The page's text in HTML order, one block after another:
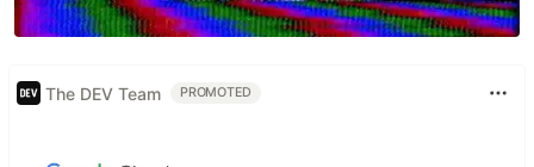
The DEV Team PROMOTED